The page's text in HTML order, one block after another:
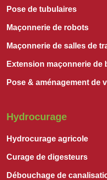
Pose de tubulaires
Maçonnerie de robots
Maçonnerie de salles de
Extension maçonnerie de
Pose & aménagement de
Hydrocurage
Hydrocurage agricole
Curage de digesteurs
Débouchage de